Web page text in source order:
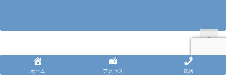
↑
ホーム アクセス 電話